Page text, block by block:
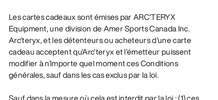
Les cartes cadeaux sont émises par ARC'TERYX
Equipment, une division de Amer Sports Canada Inc.
Arc'teryx, et les détenteurs ou acheteurs d'une carte
cadeau acceptent qu'Arc'teryx et l'émetteur puissent
modifier à n'importe quel moment ces Conditions
générales, sauf dans les cas exclus par la loi.